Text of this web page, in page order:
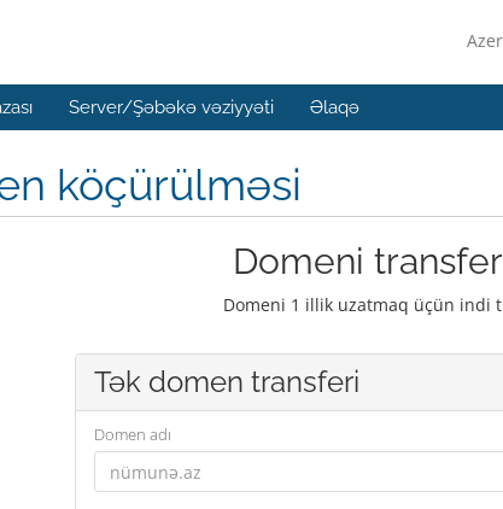
Server/Şəbəkə vəziyyəti Əlaqə
köçürülməsi
Domeni
Domeni 1 illik uzatmaq üçün indi
Tək domen transferi
Domen adı